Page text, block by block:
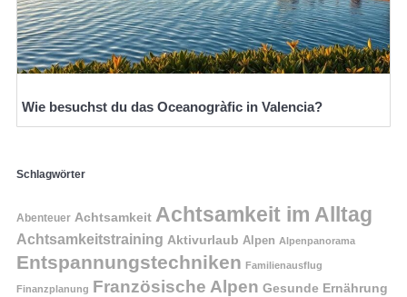
Wie besuchst du das Oceanogràfic in Valencia?
Schlagwörter
Abenteuer Achtsamkeit Achtsamkeit im Alltag
Achtsamkeitstraining Aktivurlaub Alpen Alpenpanorama
Entspannungstechniken Familienausflug
Finanzplanung Französische Alpen Gesunde Ernährung